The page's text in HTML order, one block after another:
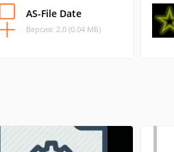
AS-File Date
Версия: 2.0 (0.04 МБ)